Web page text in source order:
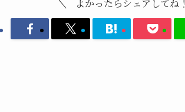
よかったらシェアしてね！